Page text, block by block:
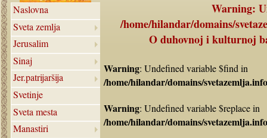
Naslovna
Sveta zemlja
Jerusalim
Sinaj
Jer.patrijaršija
Svetinje
Sveta mesta
Manastiri
Warning:
/home/hilandar/domains/
O duhovnoj i kulturnoj
Warning: Undefined variable $find in
/home/hilandar/domains/
Warning: Undefined variable $replace in
/home/hilandar/domains/